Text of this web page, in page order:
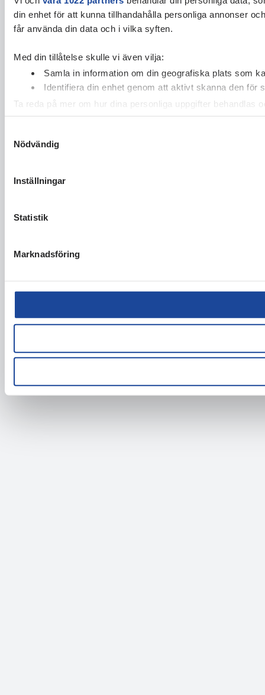
din enhet för att kunna tillhandahålla personliga annonser
får använda din data och i vilka syften.
Med din tillåtelse skulle vi även vilja:
Samla in information om din geografiska plats som
Identifiera din enhet genom att aktivt skanna den för
Ta reda på mer om hur dina personliga uppgifter behandlas
cookie-förklaringen.
Vi använder enhetsidentifierare för att anpassa innehållet
Nödvändig
Inställningar
Statistik
Marknadsföring